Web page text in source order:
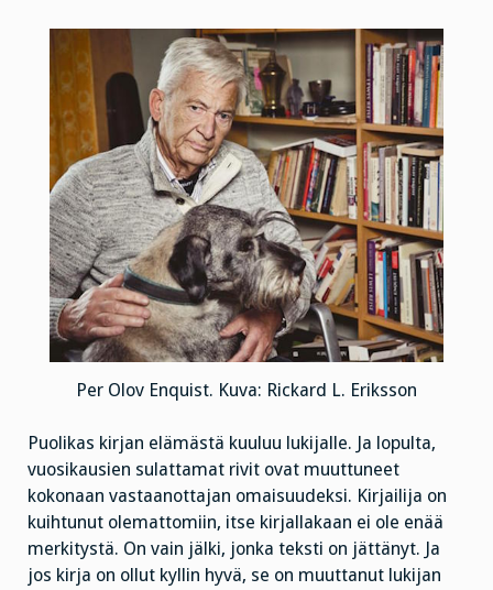
Per Olov Enquist. Kuva: Rickard L. Eriksson
Puolikas kirjan elämästä kuuluu lukijalle. Ja lopulta,
vuosikausien sulattamat rivit ovat muuttuneet
kokonaan vastaanottajan omaisuudeksi. Kirjailija on
kuihtunut olemattomiin, itse kirjallakaan ei ole enää
merkitystä. On vain jälki, jonka teksti on jättänyt. Ja
jos kirja on ollut kyllin hyvä, se on muuttanut lukijan